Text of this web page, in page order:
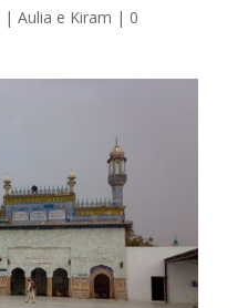
| Aulia e Kiram | 0